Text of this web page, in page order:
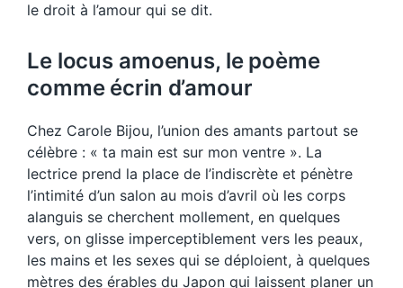
le droit à l’amour qui se dit.
Le locus amoenus, le poème
comme écrin d’amour
Chez Carole Bijou, l’union des amants partout se
célèbre : « ta main est sur mon ventre ». La
lectrice prend la place de l’indiscrète et pénètre
l’intimité d’un salon au mois d’avril où les corps
alanguis se cherchent mollement, en quelques
vers, on glisse imperceptiblement vers les peaux,
les mains et les sexes qui se déploient, à quelques
mètres des érables du Japon qui laissent planer un